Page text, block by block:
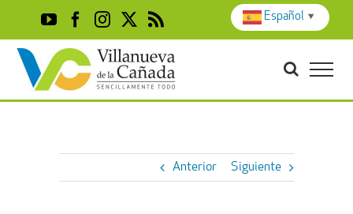
content
YouTubeFacebook
Instagram
X Rss
Anterior Siguiente
Español ▼